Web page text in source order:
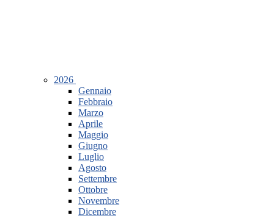
2026
Gennaio
Febbraio
Marzo
Aprile
Maggio
Giugno
Luglio
Agosto
Settembre
Ottobre
Novembre
Dicembre